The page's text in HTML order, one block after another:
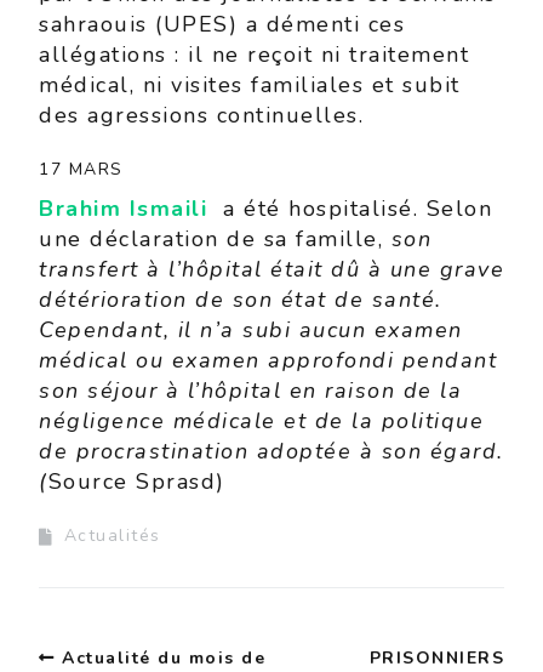
sahraouis (UPES) a démenti ces
allégations : il ne reçoit ni traitement
médical, ni visites familiales et subit
des agressions continuelles.
17 MARS
Brahim Ismaili a été hospitalisé. Selon
une déclaration de sa famille, son
transfert à l’hôpital était dû à une grave
détérioration de son état de santé.
Cependant, il n’a subi aucun examen
médical ou examen approfondi pendant
son séjour à l’hôpital en raison de la
négligence médicale et de la politique
de procrastination adoptée à son égard.
(Source Sprasd)
Actualités
Actualité du mois de
PRISONNIERS